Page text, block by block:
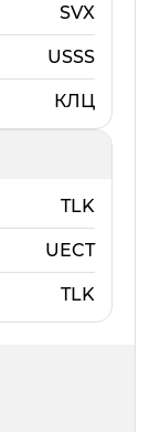
SVX
USSS
КЛЦ
TLK
UECT
TLK